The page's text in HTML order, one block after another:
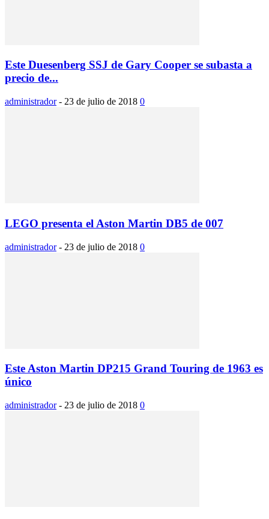
Este Duesenberg SSJ de Gary Cooper se subasta a
precio de...
administrador - 23 de julio de 2018 0
LEGO presenta el Aston Martin DB5 de 007
administrador - 23 de julio de 2018 0
Este Aston Martin DP215 Grand Touring de 1963 es
único
administrador - 23 de julio de 2018 0